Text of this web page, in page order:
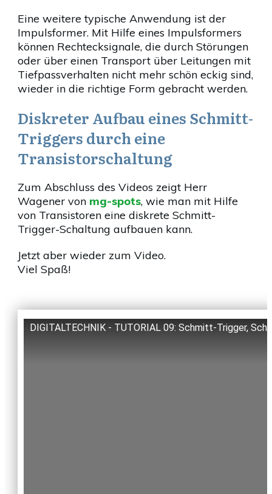
Eine weitere typische Anwendung ist der
Impulsformer. Mit Hilfe eines Impulsformers
können Rechtecksignale, die durch Störungen
oder über einen Transport über Leitungen mit
Tiefpassverhalten nicht mehr schön eckig sind,
wieder in die richtige Form gebracht werden.
Diskreter Aufbau eines Schmitt-
Triggers durch eine
Transistorschaltung
Zum Abschluss des Videos zeigt Herr
Wagener von mg-spots, wie man mit Hilfe
von Transistoren eine diskrete Schmitt-
Trigger-Schaltung aufbauen kann.
Jetzt aber wieder zum Video.
Viel Spaß!
DIGITALTECHNIK - TUTORIAL 09: Schmitt-Trigger,